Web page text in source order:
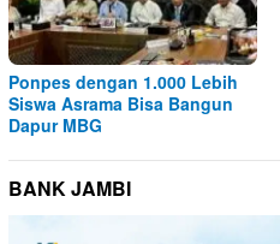
Ponpes dengan 1.000 Lebih
Siswa Asrama Bisa Bangun
Dapur MBG
BANK JAMBI